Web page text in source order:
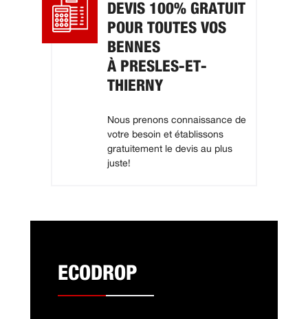
DEVIS 100% GRATUIT
POUR TOUTES VOS
BENNES
À PRESLES-ET-
THIERNY
Nous prenons connaissance de
votre besoin et établissons
gratuitement le devis au plus
juste!
ECODROP